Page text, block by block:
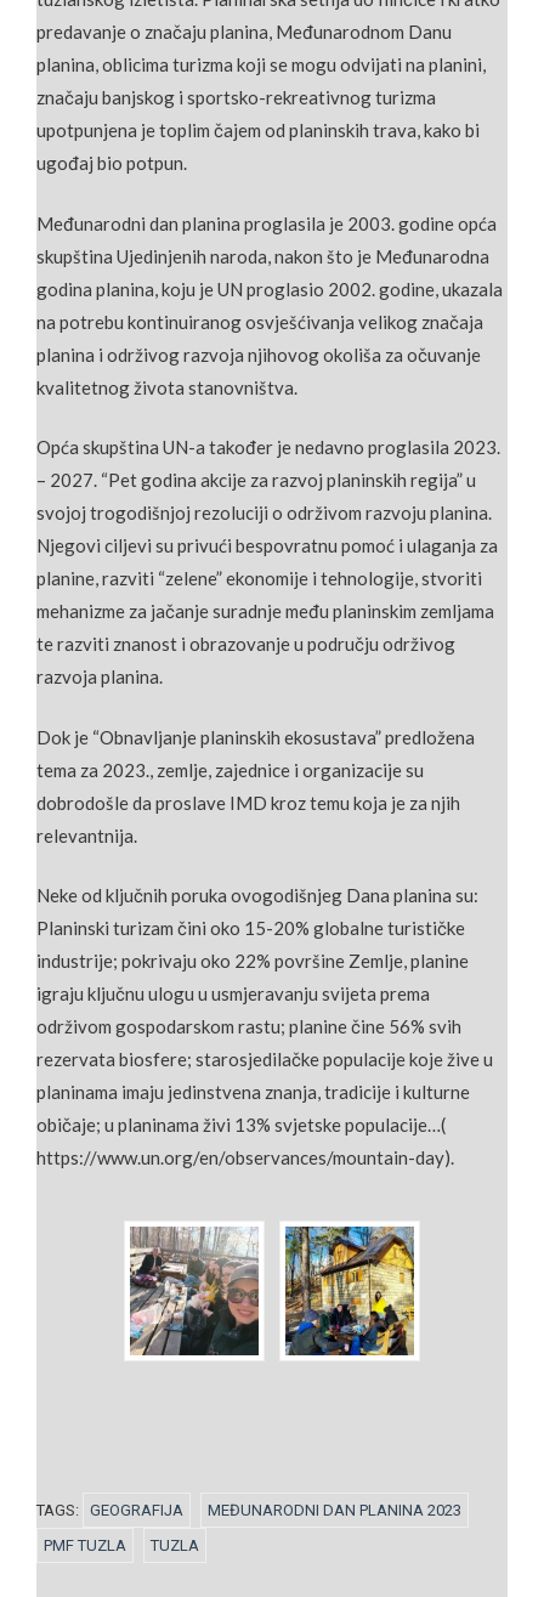
predavanje o značaju planina, Međunarodnom Danu
planina, oblicima turizma koji se mogu odvijati na planini,
značaju banjskog i sportsko-rekreativnog turizma
upotpunjena je toplim čajem od planinskih trava, kako bi
ugođaj bio potpun.
Međunarodni dan planina proglasila je 2003. godine opća
skupština Ujedinjenih naroda, nakon što je Međunarodna
godina planina, koju je UN proglasio 2002. godine, ukazala
na potrebu kontinuiranog osvješćivanja velikog značaja
planina i održivog razvoja njihovog okoliša za očuvanje
kvalitetnog života stanovništva.
Opća skupština UN-a također je nedavno proglasila 2023.
– 2027. “Pet godina akcije za razvoj planinskih regija” u
svojoj trogodišnjoj rezoluciji o održivom razvoju planina.
Njegovi ciljevi su privući bespovratnu pomoć i ulaganja za
planine, razviti “zelene” ekonomije i tehnologije, stvoriti
mehanizme za jačanje suradnje među planinskim zemljama
te razviti znanost i obrazovanje u području održivog
razvoja planina.
Dok je “Obnavljanje planinskih ekosustava” predložena
tema za 2023., zemlje, zajednice i organizacije su
dobrodošle da proslave IMD kroz temu koja je za njih
relevantnija.
Neke od ključnih poruka ovogodišnjeg Dana planina su:
Planinski turizam čini oko 15-20% globalne turističke
industrije; pokrivaju oko 22% površine Zemlje, planine
igraju ključnu ulogu u usmjeravanju svijeta prema
održivom gospodarskom rastu; planine čine 56% svih
rezervata biosfere; starosjedilačke populacije koje žive u
planinama imaju jedinstvena znanja, tradicije i kulturne
običaje; u planinama živi 13% svjetske populacije…(
https://www.un.org/en/observances/mountain-day).
TAGS: GEOGRAFIJA
MEĐUNARODNI DAN PLANINA 2023
PMF TUZLA
TUZLA